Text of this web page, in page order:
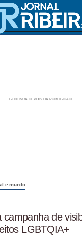
e mundo
campanha de
LGBTQIA+